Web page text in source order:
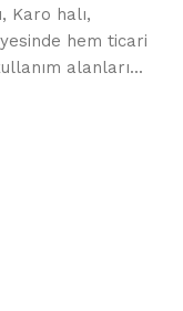
Karo halı,
hem ticari
alanları...